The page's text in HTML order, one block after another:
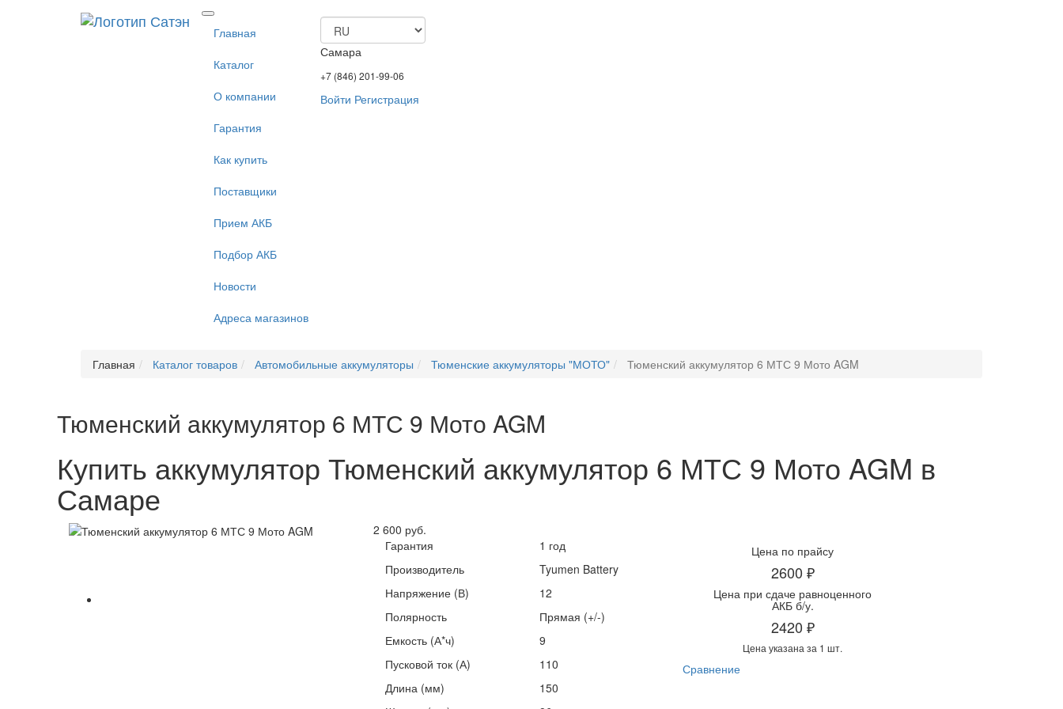
Главная
Каталог
О компании
Гарантия
Как купить
Поставщики
Прием АКБ
Подбор АКБ
Новости
Адреса магазинов
Самара
+7 (846) 201-99-06
Войти Регистрация
Главная Каталог товаров Автомобильные аккумуляторы Тюменские аккумуляторы "МОТО" Тюменский аккумулятор 6 МТС 9 Мото AGM
Тюменский аккумулятор 6 МТС 9 Мото AGM
Купить аккумулятор Тюменский аккумулятор 6 МТС 9 Мото AGM в
Самаре
2 600 руб.
Гарантия
1 год
Производитель
Tyumen Battery
Напряжение (В)
12
Полярность
Прямая (+/-)
Емкость (А*ч)
9
Пусковой ток (А)
110
Длина (мм)
150
Цена по прайсу
2600 ₽
Цена при сдаче равноценного
АКБ б/у.
2420 ₽
Цена указана за 1 шт.
Сравнение